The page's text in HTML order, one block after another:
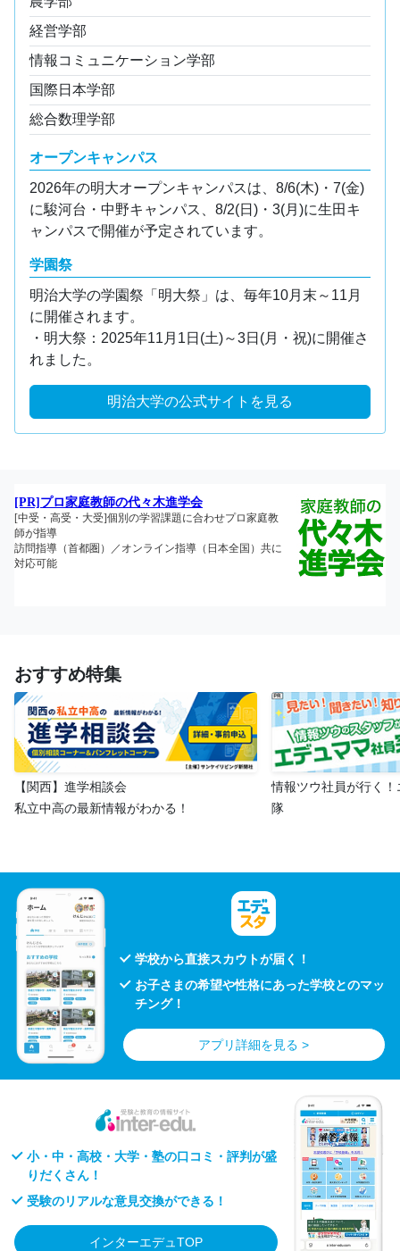
経営学部
情報コミュニケーション学部
国際日本学部
総合数理学部
オープンキャンパス
2026年の明大オープンキャンパスは、8/6(木)・7(金)
に駿河台・中野キャンパス、8/2(日)・3(月)に生田キ
ャンパスで開催が予定されています。
学園祭
明治大学の学園祭「明大祭」は、毎年10月末～11月
に開催されます。
・明大祭：2025年11月1日(土)～3日(月・祝)に開催さ
れました。
明治大学の公式サイトを見る
おすすめ特集
【関西】進学相談会
私立中高の最新情報がわかる！
情報ツウ社員が行く
隊
学校から直接スカウトが届く！
お子さまの希望や性格にあった学校とのマッ
チング！
アプリ詳細を見る >
小・中・高校・大学・塾の口コミ・評判が盛
りだくさん！
受験のリアルな意見交換ができる！
インターエデュTOP